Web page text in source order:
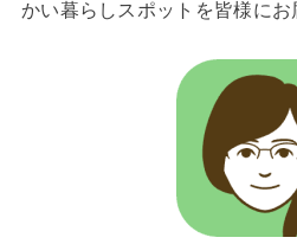
かい暮らしスポットを皆様にお